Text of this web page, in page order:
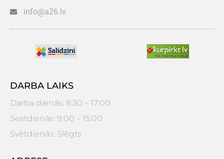
info@a26.lv
DARBA LAIKS
Darba dienās: 8:30 – 17:00
Sestdienās: 9:00 – 15:00
Svētdienās: Slēgts